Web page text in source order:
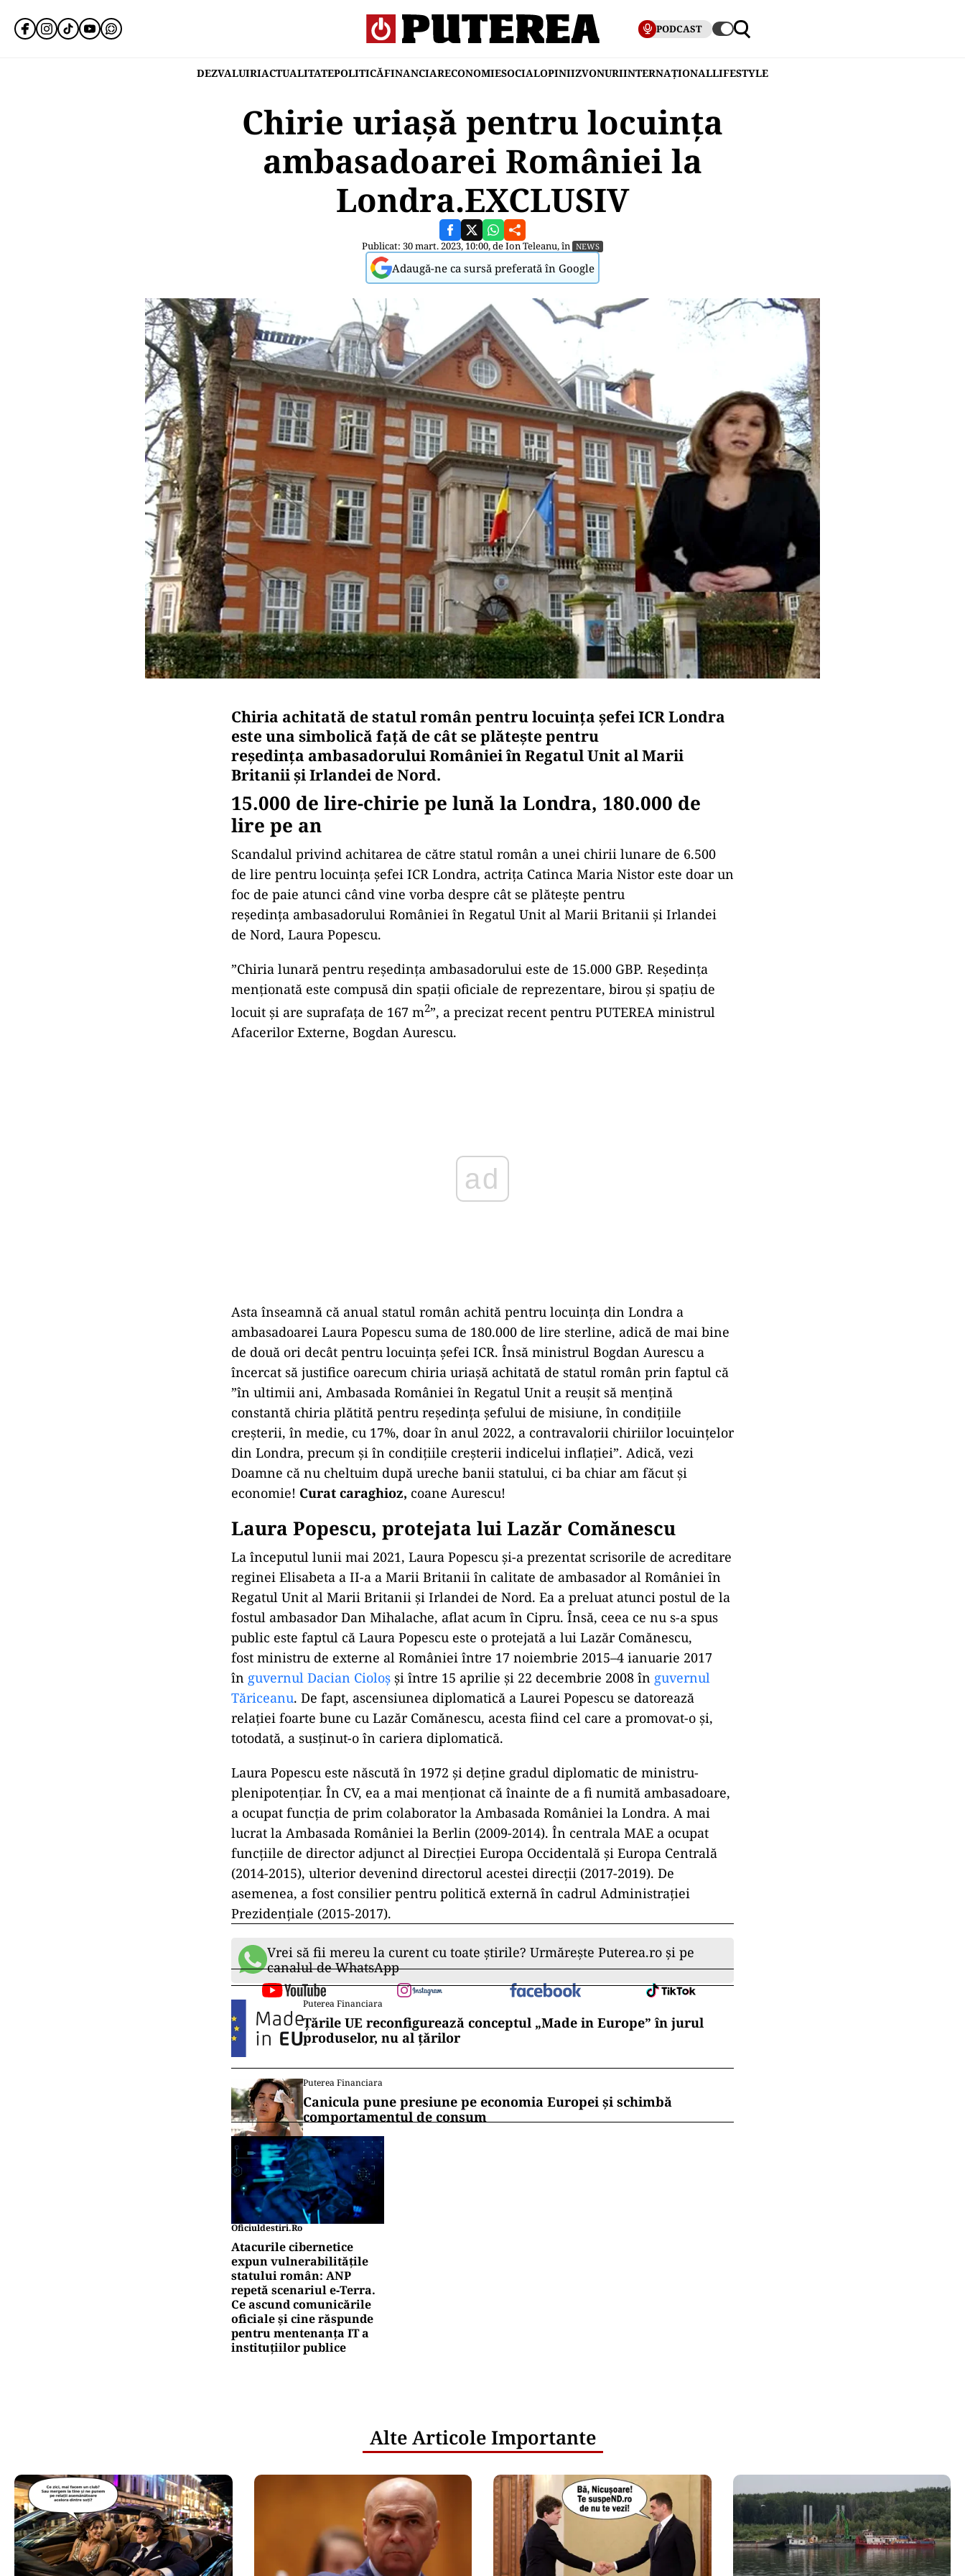
PODCAST
DEZVALUIRIACTUALITATEPOLITICĂFINANCIARECONOMIESOCIALOPINIIZVONURIINTERNAȚIONALLIFESTYLE
Chirie uriașă pentru locuința
ambasadoarei României la
Londra.EXCLUSIV
Publicat: 30 mart. 2023, 10:00, deIon Teleanu, în NEWS
Adaugă-ne ca sursă preferată în Google
Chiria achitată de statul român pentru locuința șefei ICR Londra
este una simbolică față de cât se plătește pentru
reședința ambasadorului României în Regatul Unit al Marii
Britanii și Irlandei de Nord.
15.000 de lire-chirie pe lună la Londra, 180.000 de
lire pe an
Scandalul privind achitarea de către statul român a unei chirii lunare de 6.500
de lire pentru locuința șefei ICR Londra, actrița Catinca Maria Nistor este doar un
foc de paie atunci când vine vorba despre cât se plătește pentru
reședința ambasadorului României în Regatul Unit al Marii Britanii și Irlandei
de Nord, Laura Popescu.
”Chiria lunară pentru reședința ambasadorului este de 15.000 GBP. Reședința
menționată este compusă din spații oficiale de reprezentare, birou și spațiu de
locuit şi are suprafața de 167 m2”, a precizat recent pentru PUTEREA ministrul
Afacerilor Externe, Bogdan Aurescu.
Asta înseamnă că anual statul român achită pentru locuința din Londra a
ambasadoarei Laura Popescu suma de 180.000 de lire sterline, adică de mai bine
de două ori decât pentru locuința șefei ICR. Însă ministrul Bogdan Aurescu a
încercat să justifice oarecum chiria uriașă achitată de statul român prin faptul că
”în ultimii ani, Ambasada României în Regatul Unit a reușit să mențină
constantă chiria plătită pentru reședința șefului de misiune, în condițiile
creșterii, în medie, cu 17%, doar în anul 2022, a contravalorii chiriilor locuințelor
din Londra, precum și în condițiile creșterii indicelui inflației”. Adică, vezi
Doamne că nu cheltuim după ureche banii statului, ci ba chiar am făcut și
economie! Curat caraghioz, coane Aurescu!
Laura Popescu, protejata lui Lazăr Comănescu
La începutul lunii mai 2021, Laura Popescu și-a prezentat scrisorile de acreditare
reginei Elisabeta a II-a a Marii Britanii în calitate de ambasador al României în
Regatul Unit al Marii Britanii și Irlandei de Nord. Ea a preluat atunci postul de la
fostul ambasador Dan Mihalache, aflat acum în Cipru. Însă, ceea ce nu s-a spus
public este faptul că Laura Popescu este o protejată a lui Lazăr Comănescu,
fost ministru de externe al României între 17 noiembrie 2015–4 ianuarie 2017
în guvernul Dacian Cioloș și între 15 aprilie și 22 decembrie 2008 în guvernul
Tăriceanu. De fapt, ascensiunea diplomatică a Laurei Popescu se datorează
relației foarte bune cu Lazăr Comănescu, acesta fiind cel care a promovat-o și,
totodată, a susținut-o în cariera diplomatică.
Laura Popescu este născută în 1972 și deţine gradul diplomatic de ministru-
plenipotenţiar. În CV, ea a mai menționat că înainte de a fi numită ambasadoare,
a ocupat funcţia de prim colaborator la Ambasada României la Londra. A mai
lucrat la Ambasada României la Berlin (2009-2014). În centrala MAE a ocupat
funcţiile de director adjunct al Direcţiei Europa Occidentală şi Europa Centrală
(2014-2015), ulterior devenind directorul acestei direcţii (2017-2019). De
asemenea, a fost consilier pentru politică externă în cadrul Administraţiei
Prezidenţiale (2015-2017).
Vrei să fii mereu la curent cu toate știrile? Urmărește Puterea.ro și pe
canalul de WhatsApp
Puterea Financiara
Țările UE reconfigurează conceptul „Made in Europe” în jurul
produselor, nu al țărilor
Puterea Financiara
Canicula pune presiune pe economia Europei și schimbă
comportamentul de consum
Oficiuldestiri.ro
Atacurile cibernetice
expun vulnerabilitățile
statului român: ANP
repetă scenariul e‑Terra.
Ce ascund comunicările
oficiale și cine răspunde
pentru mentenanța IT a
instituțiilor publice
Alte Articole Importante